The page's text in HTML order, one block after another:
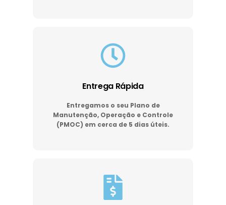
Entrega Rápida
Entregamos o seu Plano de
Manutenção, Operação e Controle
(PMOC) em cerca de 5 dias úteis.